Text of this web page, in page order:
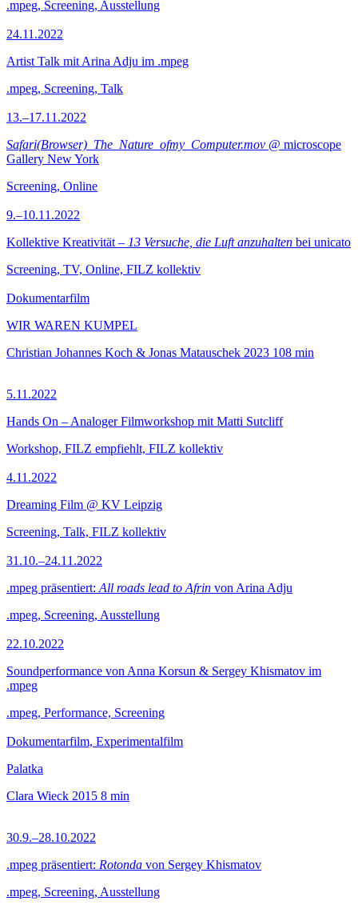
.mpeg, Screening, Ausstellung
24.11.2022
Artist Talk mit Arina Adju im .mpeg
.mpeg, Screening, Talk
13.–17.11.2022
Safari(Browser)_The_Nature_ofmy_Computer.mov @ microscope
Gallery New York
Screening, Online
9.–10.11.2022
Kollektive Kreativität – 13 Versuche, die Luft anzuhalten bei unicato
Screening, TV, Online, FILZ kollektiv
Dokumentarfilm
WIR WAREN KUMPEL
Christian Johannes Koch & Jonas Matauschek 2023 108 min
5.11.2022
Hands On – Analoger Filmworkshop mit Matti Sutcliff
Workshop, FILZ empfiehlt, FILZ kollektiv
4.11.2022
Dreaming Film @ KV Leipzig
Screening, Talk, FILZ kollektiv
31.10.–24.11.2022
.mpeg präsentiert: All roads lead to Afrin von Arina Adju
.mpeg, Screening, Ausstellung
22.10.2022
Soundperformance von Anna Korsun & Sergey Khismatov im
.mpeg
.mpeg, Performance, Screening
Dokumentarfilm, Experimentalfilm
Palatka
Clara Wieck 2015 8 min
30.9.–28.10.2022
.mpeg präsentiert: Rotonda von Sergey Khismatov
.mpeg, Screening, Ausstellung